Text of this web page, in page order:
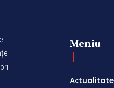
Meniu
Actualitate